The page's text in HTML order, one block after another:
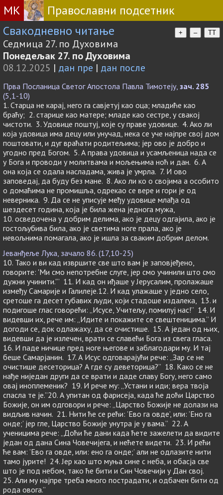
МК
Православни подсетник
Свакодневно читање
+ – TT
Седмица 27. по Духовима
Понедељак 27. по Духовима
08.12.2025 | дан пре | дан после
Прва Посланица Светог Апостола Павла Тимотеју, зач. 285
(5,1-10)
1. Старца не карај, него га савјетуј као оца; младиће као
браћу; 2. старице као матере; младе као сестре, у свакој
чистоти. 3. Удовице поштуј, које су праве удовице. 4. Ако ли
која удовица има децу или унучад, нека се уче најпре свој дом
поштовати, и дуг враћати родитељима; јер ово је добро и
угодно пред Богом. 5. А права удовица и усамљеница нада се
у Бога и проводи у молитвама и мољењима ноћ и дан. 6. А
она која се одала насладама, жива је умрла. 7. И ово
заповедај, да буду без мане. 8. Ако ли ко о својима а особито
о домаћима не промишља, одрекао се вере и гори је од
неверника. 9. Да се не уписује међу удовице млађа од
шездесет година, која је била жена једнога мужа,
10. осведочена у добрим делима, ако је децу одгајила, ако је
гостољубива била, ако је светима ноге прала, ако је
невољнима помагала, ако је ишла за сваким добрим делом.
Јеванђеље Лука, зачало 86. (17,10-25)
10. Тако и ви кад извршите све што вам је заповјеђено,
говорите: 'Ми смо непотребне слуге, јер смо учинили што смо
дужни учинити.'” 11. И кад он иђаше у Јерусалим, пролажаше
између Самарије и Галилеје.12. И кад улажаше у једно село,
сретоше га десет губавих људи, који стадоше издалека, 13. и
подигоше глас говорећи: „Исусе, Учитељу, помилуј нас!” 14. И
видевши их, рече им: „Идите и покажите се свештеницима.” И
догоди се, док одлажаху, да се очистише. 15. А један од њих,
видевши да је излечен, врати се славећи Бога из свега гласа.
16. И паде ничице пред ноге његове и заблагодари му. И тај
беше Самарјанин. 17. А Исус одговарајући рече: „Зар се не
очистише десеторица? А где су деветорица?” 18. Како се не
нађе ниједан други да се врати и даде славу Богу, него само
овај иноплеменик? 19. И рече му: „Устани и иди; вера твоја
спасла те је.”20. А упитан од фарисеја, када ће доћи Царство
Божије, он им одговори и рече: „Царство Божије не долази на
видљив начин. 21. Нити ће се рећи: ’Ево га овде’, или: ’Ено га
онде;’ јер гле, Царство Божије унутра је у вама.” 22. А
ученицима рече: „Доћи ће дани када ћете зажелети да видите
један од дана Сина Човечијега, и нећете видети. 23. И рећи
ће вам: ’Ево га овде, или: ено га онде;’ али не одлазите нити
тамо јурите! 24. Јер као што муња сине с неба, и обасја све
што је под небом, тако ће бити и Син Човечији у Дан свој.
25. Али му најпре треба много пострадати, и одбачен бити од
рода овога.”